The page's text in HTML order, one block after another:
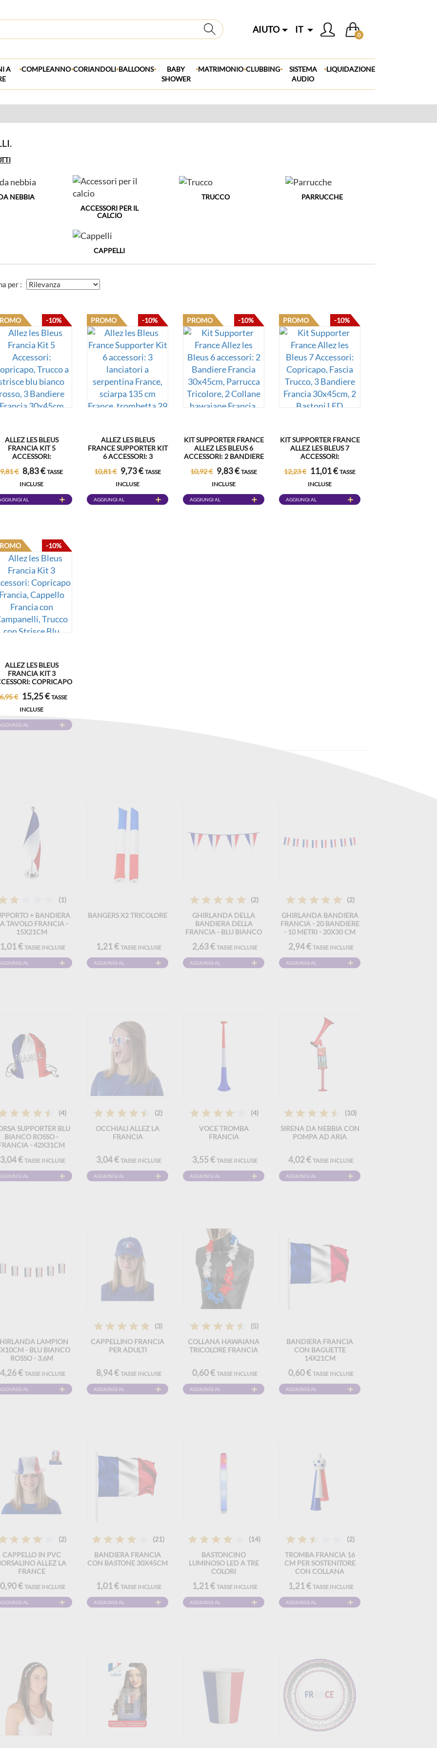
AIUTO IT
0
A
.COMPLEANNO.CORIANDOLI.BALLOONS.
BABY
SHOWER
.MATRIMONIO.CLUBBING.
SISTEMA
AUDIO
.LIQUIDAZIONE
NEBBIA
ACCESSORI PER IL
CALCIO
TRUCCO PARRUCCHE
CAPPELLI
per :
-10%
ALLEZ LES BLEUS
FRANCIA KIT 5
ACCESSORI:
BLU BIANCO
3 BANDIERE
9,81 € 8,83 €TASSE
INCLUSE
AL
PROMO -10%
ALLEZ LES BLEUS
FRANCE SUPPORTER KIT
6 ACCESSORI: 3
SERPENTINA FRANCE,
SCIARPA 135 CM
CM FRANCE, COLLANA
HAWAIANA FRANCE.
10,81 € 9,73 €TASSE
INCLUSE
AGGIUNGI AL
PROMO -10%
KIT SUPPORTER FRANCE
ALLEZ LES BLEUS 6
ACCESSORI: 2 BANDIERE
PARRUCCA TRICOLORE,
2 COLLANE HAWAIANE
FRANCIA GRIGLIA
10,92 € 9,83 €TASSE
INCLUSE
AGGIUNGI AL
PROMO -10%
KIT SUPPORTER FRANCE
ALLEZ LES BLEUS 7
ACCESSORI:
TRUCCO, 3 BANDIERE
FRANCIA 30X45CM, 2
TRICOLORE
12,23 € 11,01 €TASSE
INCLUSE
AGGIUNGI AL
-10%
ALLEZ LES BLEUS
FRANCIA KIT 3
COPRICAPO
FRANCIA CON
TRUCCO
ROSSO PER
CALCIO RUGBY
€ 15,25 €TASSE
INCLUSE
AL
(1)
+ BANDIERA
TAVOLO FRANCIA -
15X21CM
1,01 €TASSE INCLUSE
AL
BANGERS X2 TRICOLORE
1,21 €TASSE INCLUSE
AGGIUNGI AL
(2)
GHIRLANDA DELLA
BANDIERA DELLA
FRANCIA - BLU BIANCO
2,63 €TASSE INCLUSE
AGGIUNGI AL
(2)
GHIRLANDA BANDIERA
FRANCIA - 20 BANDIERE
- 10 METRI - 20X30 CM
2,94 €TASSE INCLUSE
AGGIUNGI AL
(4)
SUPPORTER BLU
BIANCO ROSSO -
- 42X31CM
3,04 €TASSE INCLUSE
AL
(2)
OCCHIALI ALLEZ LA
FRANCIA
3,04 €TASSE INCLUSE
AGGIUNGI AL
(4)
VOCE TROMBA
FRANCIA
3,55 €TASSE INCLUSE
AGGIUNGI AL
(10)
SIRENA DA NEBBIA CON
POMPA AD ARIA
4,02 €TASSE INCLUSE
AGGIUNGI AL
LAMPION
- BLU BIANCO
ROSSO - 3,6M
4,26 €TASSE INCLUSE
AL
(3)
CAPPELLINO FRANCIA
PER ADULTI
8,94 €TASSE INCLUSE
AGGIUNGI AL
(5)
COLLANA HAWAIANA
TRICOLORE FRANCIA
0,60 €TASSE INCLUSE
AGGIUNGI AL
BANDIERA FRANCIA
CON BAGUETTE
14X21CM
0,60 €TASSE INCLUSE
AGGIUNGI AL
(2)
CAPPELLO IN PVC
ALLEZ LA
FRANCE
0,90 €TASSE INCLUSE
AL
(21)
BANDIERA FRANCIA
CON BASTONE 30X45CM
1,01 €TASSE INCLUSE
AGGIUNGI AL
(14)
BASTONCINO
LUMINOSO LED A TRE
COLORI
1,21 €TASSE INCLUSE
AGGIUNGI AL
(2)
TROMBA FRANCIA 16
CM PER SOSTENITORE
CON COLLANA
1,21 €TASSE INCLUSE
AGGIUNGI AL